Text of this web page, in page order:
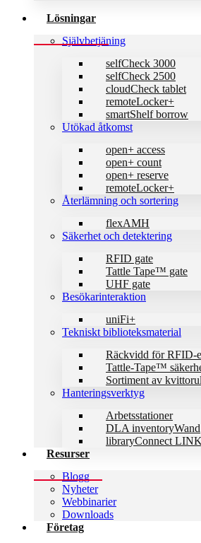
Lösningar
Självbetjäning
selfCheck 3000
selfCheck 2500
cloudCheck tablet
remoteLocker+
smartShelf borrow
Utökad åtkomst
open+ access
open+ count
open+ reserve
remoteLocker+
Återlämning och sortering
flexAMH
Säkerhet och detektering
RFID gate
Tattle Tape™ gate
UHF gate
Besökarinteraktion
uniFi+
Tekniskt biblioteks­material
Räckvidd för RFID-
Tattle-Tape™
Sortiment av
Hanteringsverktyg
Arbetsstationer
DLA inventoryWand
libraryConnect LINK
Resurser
Blogg
Nyheter
Webbinarier
Downloads
Företag